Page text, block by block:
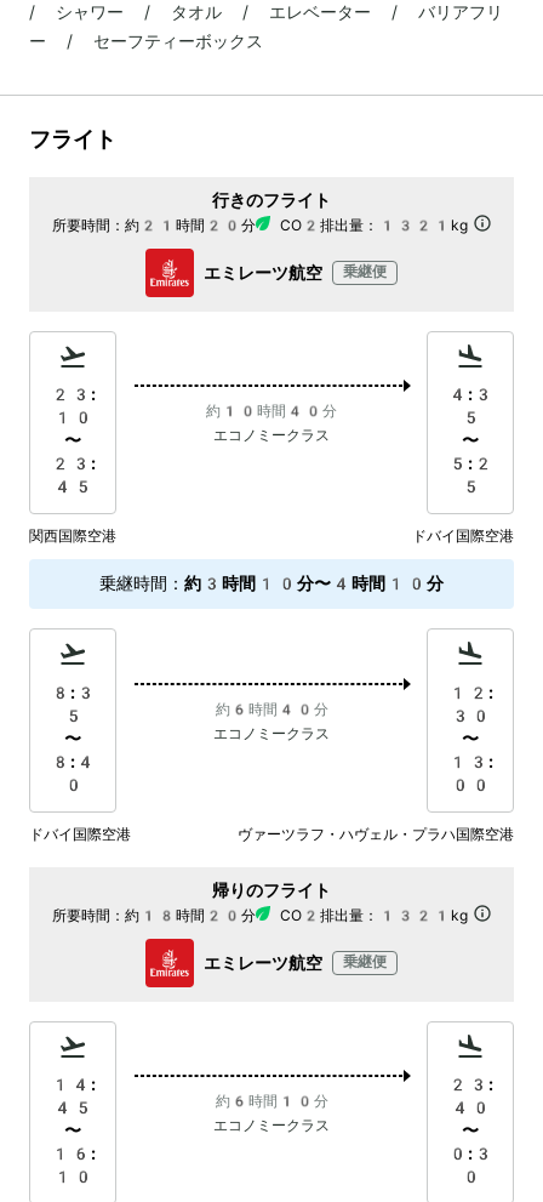
/ シャワー / タオル / エレベーター / バリアフリ
ー / セーフティーボックス
フライト
行きのフライト
所要時間： 約21時間20分 CO2排出量： 1321kg
エミレーツ航空 乗継便
23:
10
〜
23:
45
約10時間40分
エコノミークラス
4:3
5
〜
5:2
5
関西国際空港 ドバイ国際空港
乗継時間 ： 約3時間10分〜4時間10分
8:3
5
〜
8:4
0
約6時間40分
エコノミークラス
12:
30
〜
13:
00
ドバイ国際空港 ヴァーツラフ・ハヴェル・プラハ国際空港
帰りのフライト
所要時間： 約18時間20分 CO2排出量： 1321kg
エミレーツ航空 乗継便
14:
45
〜
16:
10
約6時間10分
エコノミークラス
23:
40
〜
0:3
0